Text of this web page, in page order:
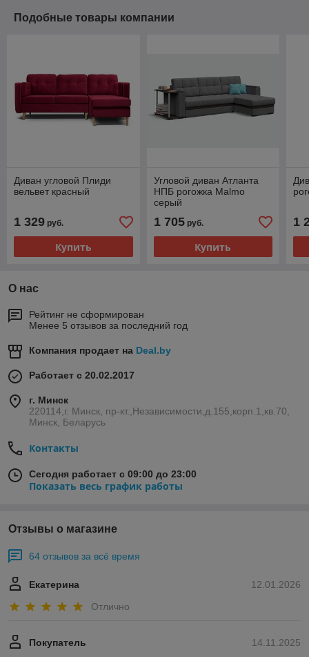
Подобные товары компании
Диван угловой Плиди
вельвет красный
1 329 руб.
Купить
Угловой диван Атланта
НПБ рогожка Malmo
серый
1 705руб.
Купить
1
О нас
Рейтинг не сформирован
Менее 5 отзывов за последний год
Компания продает на Deal.by
Работает с 20.02.2017
г. Минск
220114,г. Минск, пр-кт.,Независимости,д.155,корп.1,кв.70,
Минск, Беларусь
Контакты
Сегодня работает с 09:00 до 23:00
Показать весь график работы
Отзывы о магазине
64 отзывов за всё время
12.01.2026
Екатерина
Отлично
14.11.2025
Покупатель